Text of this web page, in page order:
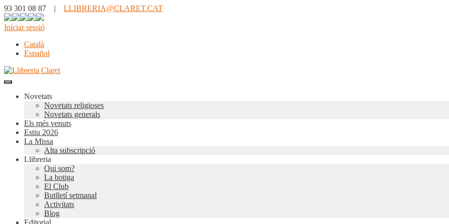
93 301 08 87 | LLIBRERIA@CLARET.CAT
Iniciar sessió
Català
Español
Novetats
Novetats religioses
Novetats generals
Els més venuts
Estiu 2026
La Missa
Alta subscripció
Llibreria
Qui som?
La botiga
El Club
Butlletí setmanal
Activitats
Blog
Editorial